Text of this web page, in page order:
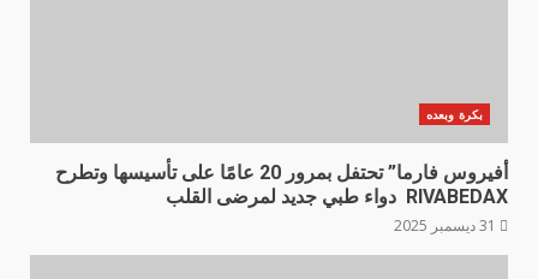
بكرة وبعده
أفيروس فارما” تحتفل بمرور 20 عامًا على تأسيسها وتطرح
RIVABEDAX دواء طبي جديد لمرضى القلب